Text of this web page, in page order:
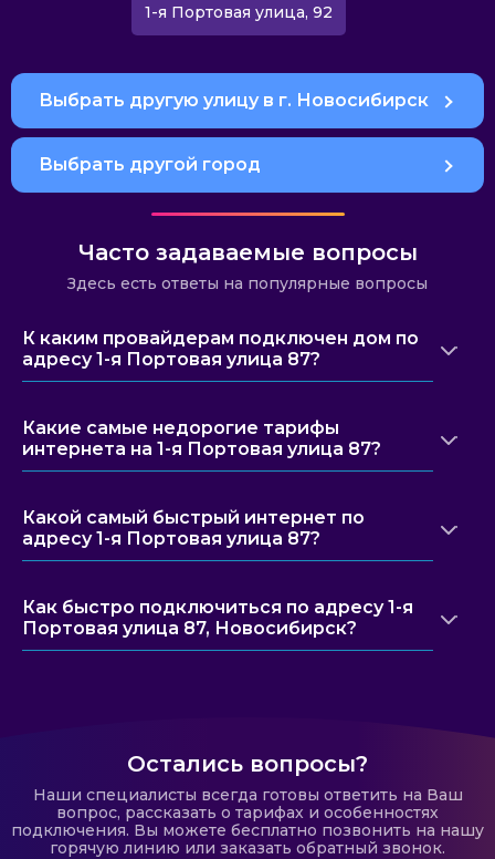
1-я Портовая улица, 92
Выбрать другую улицу в г. Новосибирск
Выбрать другой город
Часто задаваемые вопросы
Здесь есть ответы на популярные вопросы
К каким провайдерам подключен дом по
адресу 1-я Портовая улица 87?
Какие самые недорогие тарифы
интернета на 1-я Портовая улица 87?
Какой самый быстрый интернет по
адресу 1-я Портовая улица 87?
Как быстро подключиться по адресу 1-я
Портовая улица 87, Новосибирск?
Остались вопросы?
Наши специалисты всегда готовы ответить на Ваш
вопрос, рассказать о тарифах и особенностях
подключения. Вы можете бесплатно позвонить на нашу
горячую линию или заказать обратный звонок.